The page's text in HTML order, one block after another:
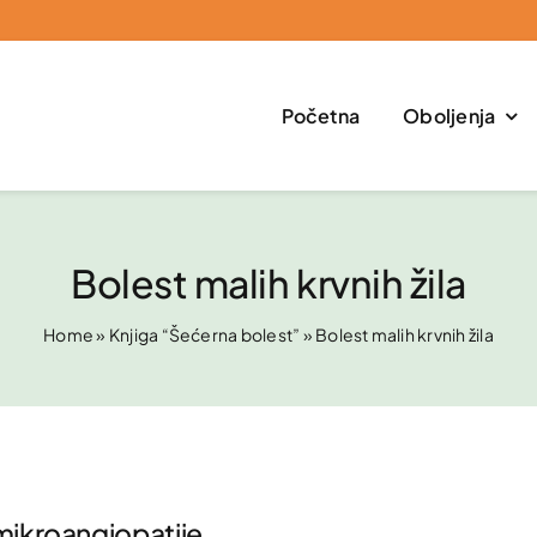
Početna
Oboljenja
Bolest malih krvnih žila
Home» Knjiga “Šećerna bolest” » Bolest malih krvnih žila